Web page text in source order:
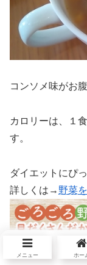
コンソメ味がお
カロリーは、１
す。
ダイエットにぴ
詳しくは→ 野菜
メニュー ホー